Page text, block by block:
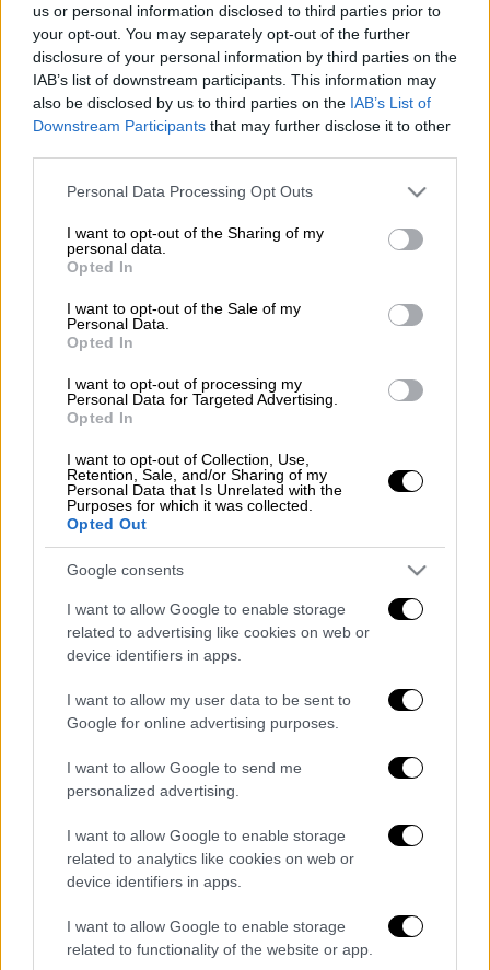
us or personal information disclosed to third parties prior to
your opt-out. You may separately opt-out of the further
disclosure of your personal information by third parties on the
IAB’s list of downstream participants. This information may
also be disclosed by us to third parties on the IAB’s List of
Downstream Participants that may further disclose it to other
Please note that this website/app uses one or more Google
not limited to your visit or usage behaviour. You may click to
grant or deny consent to Google and its third-party tags to
use your data for below specified purposes in below Google
consent section.
Personal Data Processing Opt Outs
I want to opt-out of the Sharing of my
personal data.
Opted In
I want to opt-out of the Sale of my
Personal Data.
Opted In
I want to opt-out of processing my
Personal Data for Targeted Advertising.
Opted In
I want to opt-out of Collection, Use,
Retention, Sale, and/or Sharing of my
Personal Data that Is Unrelated with the
Purposes for which it was collected.
Opted Out
Google consents
I want to allow Google to enable storage
related to advertising like cookies on web or
device identifiers in apps.
I want to allow my user data to be sent to
Google for online advertising purposes.
I want to allow Google to send me
personalized advertising.
I want to allow Google to enable storage
related to analytics like cookies on web or
device identifiers in apps.
I want to allow Google to enable storage
related to functionality of the website or app.
Πρωτιά (ποσοστό 12,8%) για μία ακόμη ημέρα
(04/03/2022)σημείωσε τοκεντρικό δελτίο
Ειδήσεων του ΟΡΕΝμε τηνΠόπη
Τσαπανίδουστο δυναμικό κοινό 18-54 ετών.
Παρακολουθήστε όλες τις εξελίξεις για τον
πόλεμο της Ρωσίας στην Ουκρανία στο live
Την πρώτη θέση κατέκτησε και το
μεσημβρινό δελτίο Ειδήσεων
Λίνα
Δρούγκαστο κοινό με μέσο όρο15,5%.
Στο σύνολο του 24ωρου προγράμματος, με
συνεχή ενημέρωση, τοΟΡΕΝανέβηκε στο
ΔΙΑΒΑΣΤΕ ΕΠΙΣΗΣ
Τηλεόραση|04.03.2022 13:44
Το δελτίο ειδήσεων του Open
κερδίζει τη μάχη της ενημέρωσης
Αυξημένο ενδιαφέρον για το Open
στο YouTube
Τηλεόραση|03.03.2022 18:09
Υψηλή τηλεθέαση για κεντρικό και
μεσημβρινό δελτίο ειδήσεων του
OPEN